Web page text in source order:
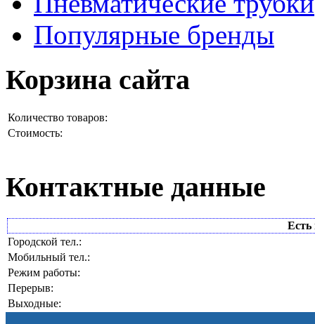
Популярные бренды
Корзина сайта
Количество товаров:
Стоимость:
Контактные данные
Есть
Городской тел.:
Мобильный тел.:
Режим работы:
Перерыв:
Выходные: